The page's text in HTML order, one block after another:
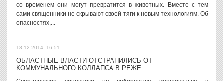
со временем они могут превратится в животных. Вместе с тем
сами священники не скрывают своей тяги к новым технологиям. Об
опасностях,...
18.12.2014, 16:51
ОБЛАСТНЫЕ ВЛАСТИ ОТСТРАНИЛИСЬ ОТ
КОММУНАЛЬНОГО КОЛЛАПСА В РЕЖЕ